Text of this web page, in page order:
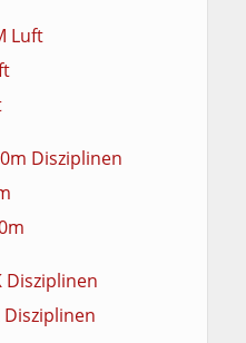
Luft
Disziplinen
Disziplinen
Disziplinen